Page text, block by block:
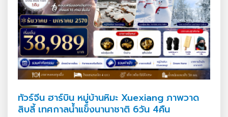
ทัวร์จีน ฮาร์บิน หมู่บ้านหิมะ Xuexiang ภาพวาด
สิบลี้ เทศกาลน้ำแข็งนานาชาติ 6วัน 4คืน